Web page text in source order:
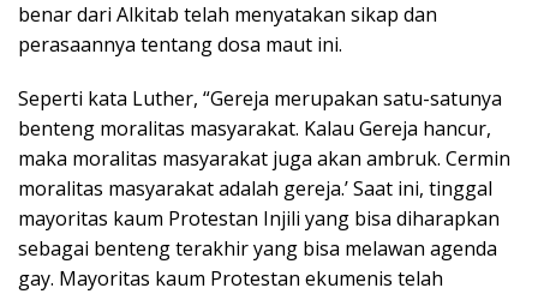
benar dari Alkitab telah menyatakan sikap dan
perasaannya tentang dosa maut ini.
Seperti kata Luther, “Gereja merupakan satu-satunya
benteng moralitas masyarakat. Kalau Gereja hancur,
maka moralitas masyarakat juga akan ambruk. Cermin
moralitas masyarakat adalah gereja.’ Saat ini, tinggal
mayoritas kaum Protestan Injili yang bisa diharapkan
sebagai benteng terakhir yang bisa melawan agenda
gay. Mayoritas kaum Protestan ekumenis telah